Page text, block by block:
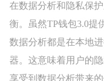
在数据分析和隐私保
衡。虽然TP钱包3.0提
数据分析都是在本地
器。这意味着用户的
享受到数据分析带来的